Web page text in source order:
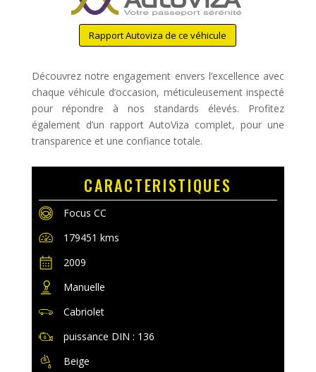
Rapport Autoviza de ce véhicule
Découvrez notre engagement envers l’excellence avec
chaque véhicule d’occasion, méticuleusement inspecté
pour répondre à nos standards élevés. Profitez
également d’un rapport AutoViza complet, pour une
transparence et une confiance totale.
CARACTERISTIQUES
Focus CC
179451 kms
2009
Manuelle
Cabriolet
puissance DIN : 136
Beige